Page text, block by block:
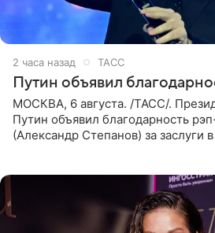
2 часа назад ТАСС
Путин объявил
МОСКВА, 6 августа. /ТАСС/.
Путин объявил благодарность
(Александр Степанов) за заслуги